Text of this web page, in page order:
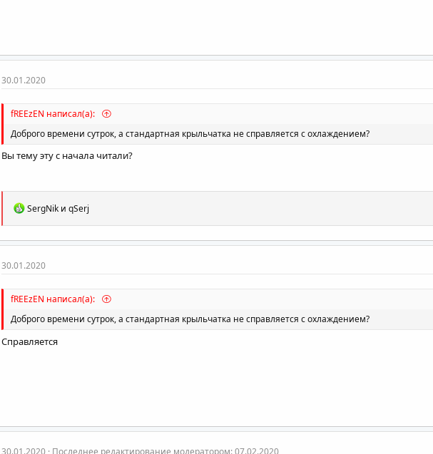
30.01.2020
fREEzEN написал(а):
Доброго времени сутрок, а стандартная крыльчатка не справляется с охлаждением?
Вы тему эту с начала читали?
Р
а
к
и
SergNik и qSerj
30.01.2020
fREEzEN написал(а):
Доброго времени сутрок, а стандартная крыльчатка не справляется с охлаждением?
Справляется
30.01.2020 Последнее редактирование модератором:07.02.2020